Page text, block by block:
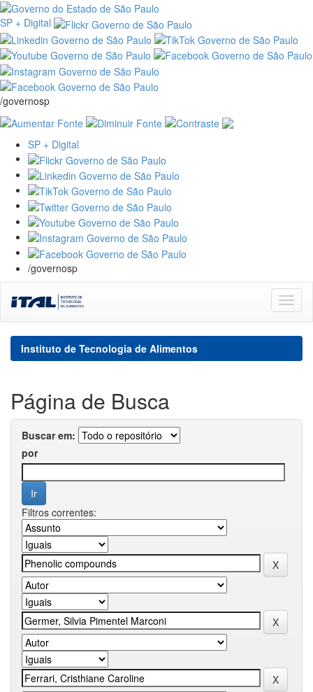
SP + Digital
/governosp
SP + Digital
/governosp
navigation
Instituto de Tecnologia de Alimentos
Página de Busca
Buscar em:
por
Filtros correntes: